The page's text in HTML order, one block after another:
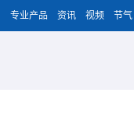
专业产品 资讯 视频 节气